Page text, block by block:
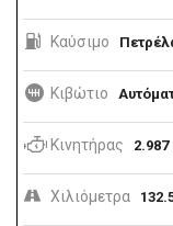
Καύσιμο
Κιβώτιο
Κινητήρας 2.987
Χιλιόμετρα